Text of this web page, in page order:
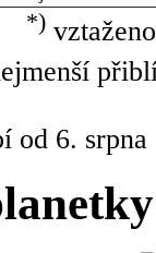
*)
od 6.